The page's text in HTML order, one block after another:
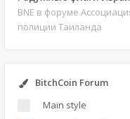
BNE в форуме
полиции Таиланда
BitchCoin Forum
Main style